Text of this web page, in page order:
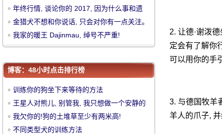
华
2. 让德·谢泼
定会有了解你
可以用你的手
3. 与德国牧羊
羊人的爪子,
年终行情, 谈论你的 2017, 因为什么事和遗
憾？
金猎犬不想和你说话, 只会对你有一点关注。
我家的暖王 Dajinmau, 绰号不严重!
年终行情, 谈论你的 2017, 因为什么事和遗
憾？
金猎犬不想和你说话, 只会对你有一点关注。
我家的暖王 Dajinmau, 绰号不严重!
博客：48小时点击排行榜
训练你的狗坐下来等待的方法
王星人对熊儿, 别管我, 我只想做一个安静的
狗子!
我欠你的!狗的土堆草至少有两米高!
不同类型犬的训练方法